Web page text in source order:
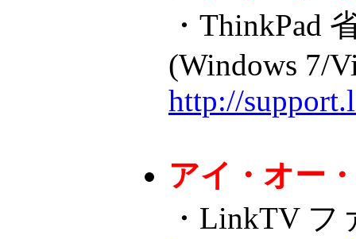
・ThinkPad
(Windows 7/
http://
アイ・オー
・LinkTV フ